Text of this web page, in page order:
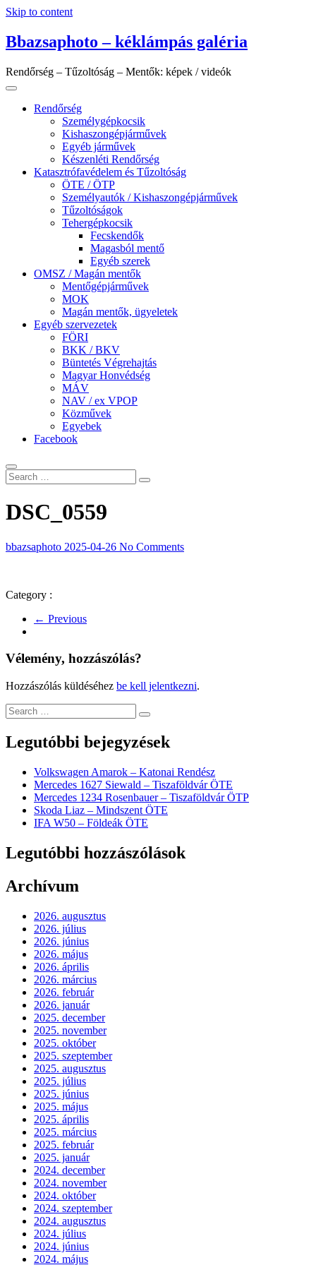
Skip to content
Bbazsaphoto – kéklámpás galéria
Rendőrség – Tűzoltóság – Mentők: képek / videók
Rendőrség
Személygépkocsik
Kishaszongépjárművek
Egyéb járművek
Készenléti Rendőrség
Katasztrófavédelem és Tűzoltóság
ÖTE / ÖTP
Személyautók / Kishaszongépjárművek
Tűzoltóságok
Tehergépkocsik
Fecskendők
Magasból mentő
Egyéb szerek
OMSZ / Magán mentők
Mentőgépjárművek
MOK
Magán mentők, ügyeletek
Egyéb szervezetek
FÖRI
BKK / BKV
Büntetés Végrehajtás
Magyar Honvédség
MÁV
NAV / ex VPOP
Közművek
Egyebek
Facebook
DSC_0559
bbazsaphoto 2025-04-26 No Comments
Category :
← Previous
Vélemény, hozzászólás?
Hozzászólás küldéséhez be kell jelentkezni.
Legutóbbi bejegyzések
Volkswagen Amarok – Katonai Rendész
Mercedes 1627 Siewald – Tiszaföldvár ÖTE
Mercedes 1234 Rosenbauer – Tiszaföldvár ÖTP
Skoda Liaz – Mindszent ÖTE
IFA W50 – Földeák ÖTE
Legutóbbi hozzászólások
Archívum
2026. augusztus
2026. július
2026. június
2026. május
2026. április
2026. március
2026. február
2026. január
2025. december
2025. november
2025. október
2025. szeptember
2025. augusztus
2025. július
2025. június
2025. május
2025. április
2025. március
2025. február
2025. január
2024. december
2024. november
2024. október
2024. szeptember
2024. augusztus
2024. július
2024. június
2024. május